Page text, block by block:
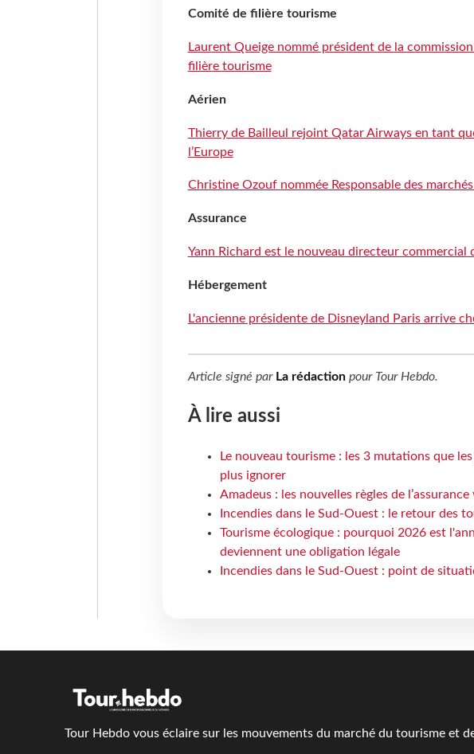
Comité de filière tourisme
Laurent Queige nommé président de la
filière tourisme
Aérien
Thierry de Bailleul rejoint Qatar Airways en tant
l’Europe
Christine Ozouf nommée Responsable des
Assurance
Yann Richard est le nouveau directeur commercial
Hébergement
L'ancienne présidente de Disneyland Paris arrive
Article signé par La rédactionpour Tour Hebdo.
À lire aussi
Le nouveau tourisme : les 3 mutations que
plus ignorer
Amadeus : les nouvelles règles de l’assurance
Incendies dans le Sud-Ouest : le retour des
Tourisme écologique : pourquoi 2026 est
deviennent une obligation légale
Incendies dans le Sud-Ouest : point de
Tour Hebdo vous éclaire sur les mouvements du marché du tourisme et